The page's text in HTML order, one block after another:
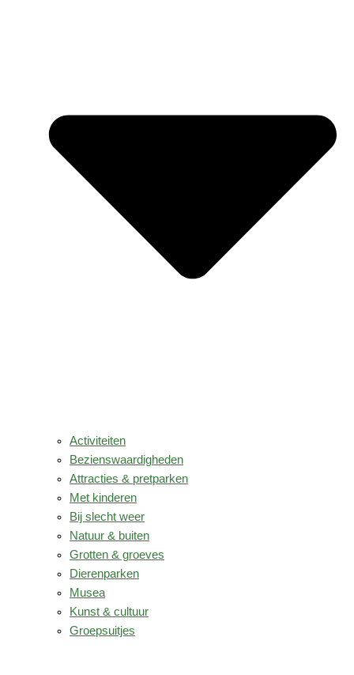
Activiteiten
Bezienswaardigheden
Attracties & pretparken
Met kinderen
Bij slecht weer
Natuur & buiten
Grotten & groeves
Dierenparken
Musea
Kunst & cultuur
Groepsuitjes